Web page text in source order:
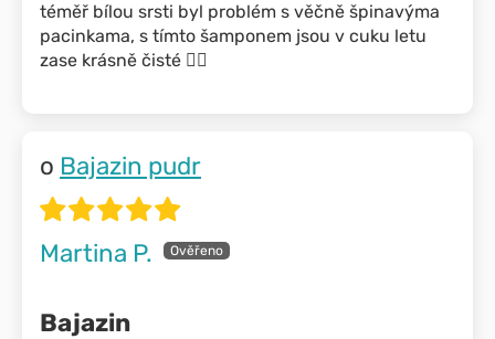
téměř bílou srsti byl problém s věčně špinavýma
pacinkama, s tímto šamponem jsou v cuku letu
zase krásně čisté 👍🏽
Bajazin pudr
Martina P.
Bajazin